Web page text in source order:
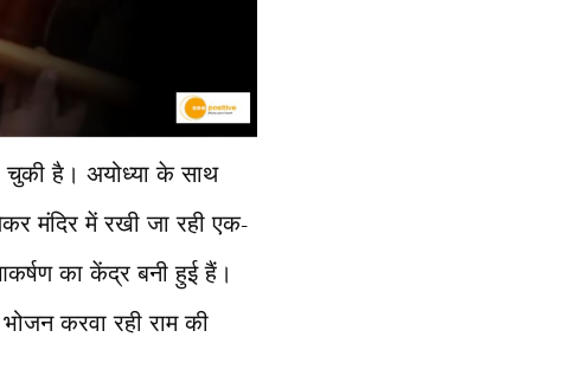
चुकी है। अयोध्या के साथ
मंदिर में रखी जा रही एक-
का केंद्र बनी हुई हैं।
करवा रही राम की